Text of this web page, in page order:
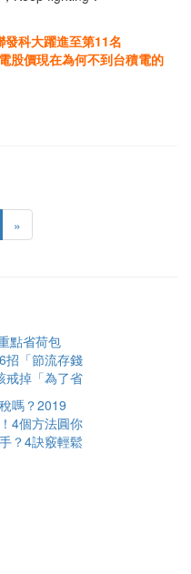
科大躍進至第11名
股價現在為何不到台積電的
»
點省荷包
招「節流存錢
戒掉「為了省
嗎？2019
4個方法圓你
？4訣竅輕鬆